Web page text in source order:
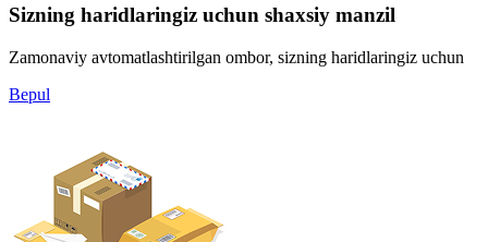
Sizning haridlaringiz uchun shaxsiy manzil
Zamonaviy avtomatlashtirilgan ombor, sizning haridlaringiz uchun
Bepul